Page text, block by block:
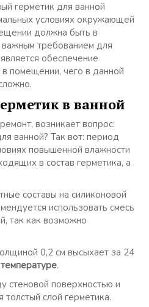
герметик для ванной
условиях окружающей
должна быть в
требованием для
обеспечение
помещении, чего в данной
в ванной
возникает вопрос:
ванной? Так вот: период
повышенной влажности
в состав герметика, а
составы на силиконовой
использовать смесь
так как возможно
0,2 см высыхает за 24
.
стеновой поверхностью и
толстый слой герметика.